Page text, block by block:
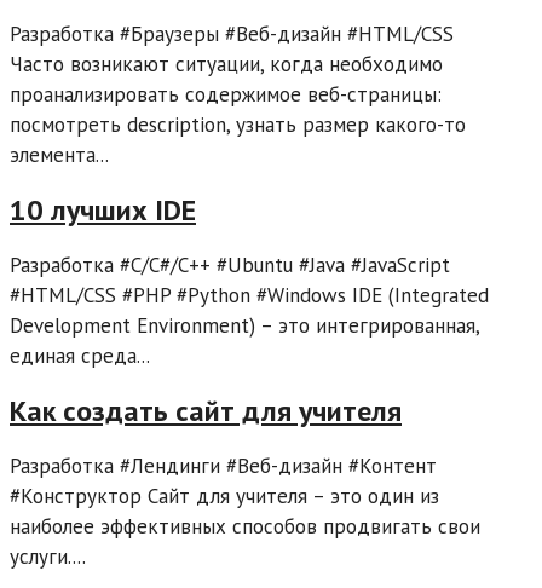
Разработка #Браузеры #Веб-дизайн #HTML/CSS
Часто возникают ситуации, когда необходимо
проанализировать содержимое веб-страницы:
посмотреть description, узнать размер какого-то
элемента...
10 лучших IDE
Разработка #C/C#/C++ #Ubuntu #Java #JavaScript
#HTML/CSS #PHP #Python #Windows IDE (Integrated
Development Environment) – это интегрированная,
единая среда...
Как создать сайт для учителя
Разработка #Лендинги #Веб-дизайн #Контент
#Конструктор Сайт для учителя – это один из
наиболее эффективных способов продвигать свои
услуги....